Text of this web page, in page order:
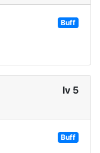
Buff
lv 5
Buff